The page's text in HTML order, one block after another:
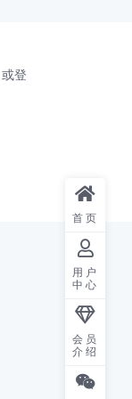
登
首页
用户
中心
会员
介绍